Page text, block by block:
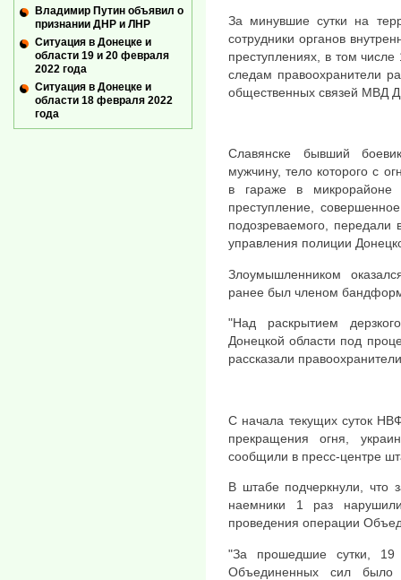
За минувшие сутки на
сотрудники органов
преступлениях, в том
следам правоохранители
общественных связей МВД
Славянске бывший
мужчину, тело которого с
в гараже в микрорайоне
преступление,
подозреваемого, передали
управления полиции
Злоумышленником
ранее был членом
"Над раскрытием
Донецкой области под
рассказали правоохранители
С начала текущих суток
прекращения огня,
сообщили в пресс-центре
В штабе подчеркнули, что
наемники 1 раз
проведения операции
"За прошедшие сутки,
Объединенных сил было
Владимир Путин объявил о
признании ДНР и ЛНР
Ситуация в Донецке и
области 19 и 20 февраля
2022 года
Ситуация в Донецке и
области 18 февраля 2022
года